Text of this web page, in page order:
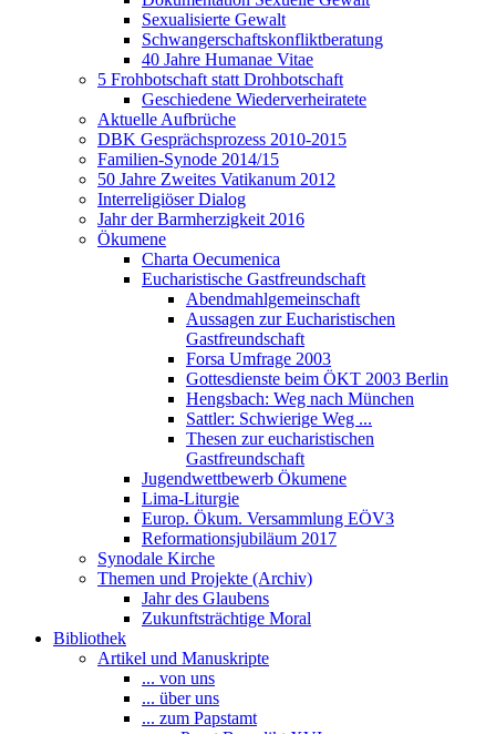
Sexualisierte Gewalt
Schwangerschaftskonfliktberatung
40 Jahre Humanae Vitae
5 Frohbotschaft statt Drohbotschaft
Geschiedene Wiederverheiratete
Aktuelle Aufbrüche
DBK Gesprächsprozess 2010-2015
Familien-Synode 2014/15
50 Jahre Zweites Vatikanum 2012
Interreligiöser Dialog
Jahr der Barmherzigkeit 2016
Ökumene
Charta Oecumenica
Eucharistische Gastfreundschaft
Abendmahlgemeinschaft
Aussagen zur Eucharistischen
Gastfreundschaft
Forsa Umfrage 2003
Gottesdienste beim ÖKT 2003 Berlin
Hengsbach: Weg nach München
Sattler: Schwierige Weg ...
Thesen zur eucharistischen
Gastfreundschaft
Jugendwettbewerb Ökumene
Lima-Liturgie
Europ. Ökum. Versammlung EÖV3
Reformationsjubiläum 2017
Synodale Kirche
Themen und Projekte (Archiv)
Jahr des Glaubens
Zukunftsträchtige Moral
Bibliothek
Artikel und Manuskripte
... von uns
... über uns
... zum Papstamt